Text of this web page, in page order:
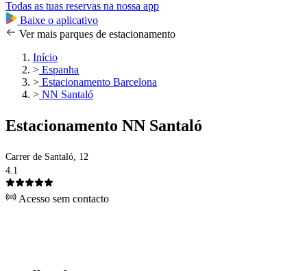
Todas as tuas reservas na nossa app
Baixe o aplicativo
Ver mais parques de estacionamento
Início
> Espanha
> Estacionamento Barcelona
> NN Santaló
Estacionamento NN Santaló
Carrer de Santaló, 12
4.1
Acesso sem contacto